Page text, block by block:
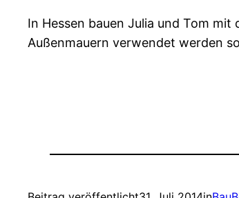
In Hessen bauen Julia und Tom mit
Außenmauern verwendet werden